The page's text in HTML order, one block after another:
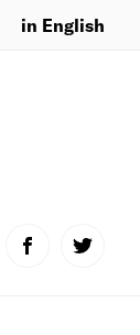
in English